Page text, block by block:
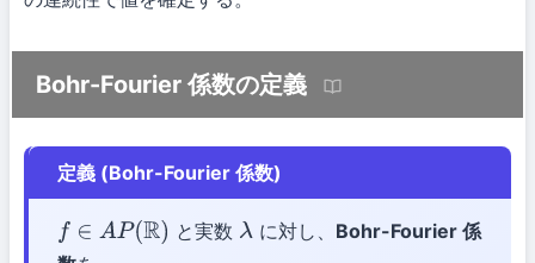
Bohr-Fourier 係数の定義
定義 (Bohr-Fourier 係数)
f∈A P(R) と実数 λ に対し、 Bohr-Fourier 係